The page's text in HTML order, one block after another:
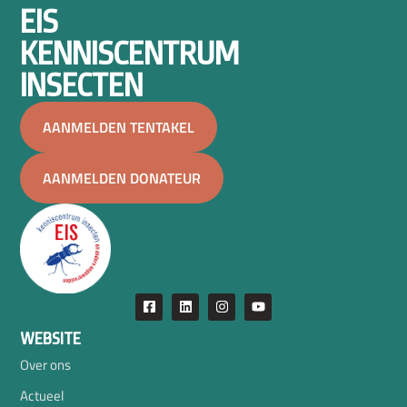
EIS
KENNISCENTRUM
INSECTEN
AANMELDEN TENTAKEL
AANMELDEN DONATEUR
WEBSITE
Over ons
Actueel